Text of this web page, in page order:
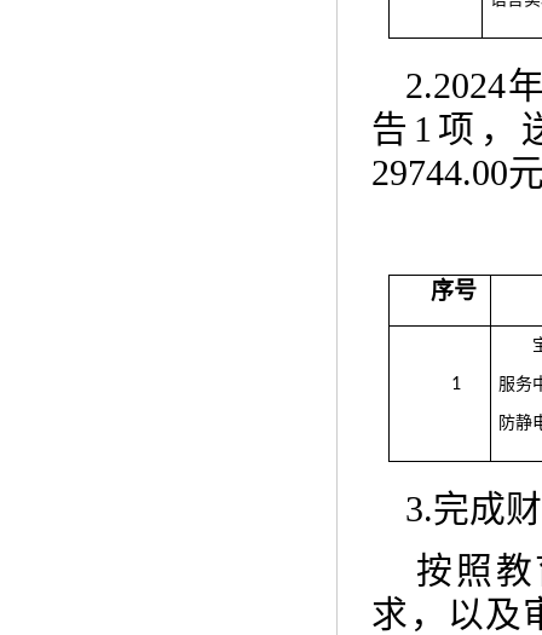
2.2024
告 1 项，
29744.00
序号
1 服务
防静
3.完成
按照
求，以及